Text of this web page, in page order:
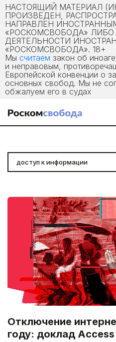
НАСТОЯЩИЙ МАТЕРИАЛ
ПРОИЗВЕДЕН,
НАПРАВЛЕН
«РОСКОМСВОБОДА» ЛИБО
ДЕЯТЕЛЬНОСТИ
«РОСКОМСВОБОДА». 18+
Мы считаем закон об
и неправовым,
Европейской конвенции о
основных свобод. Мы не
обжалуем его в судах
Отключение
году: доклад